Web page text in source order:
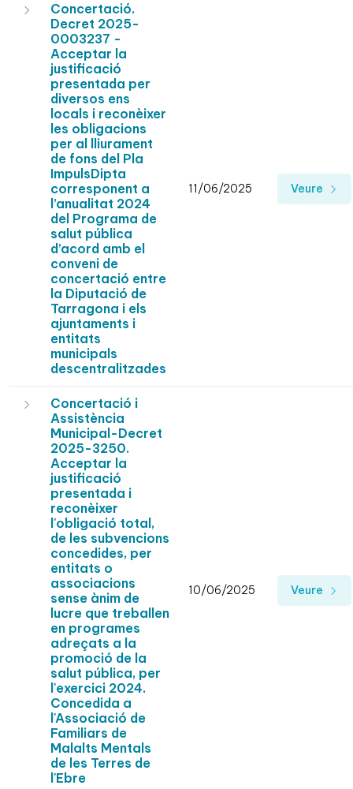
Concertació.
Decret 2025-
0003237 -
Acceptar la
justificació
presentada per
diversos ens
locals i reconèixer
les obligacions
per al lliurament
de fons del Pla
ImpulsDipta
corresponent a
l’anualitat 2024
del Programa de
salut pública
d’acord amb el
conveni de
concertació entre
la Diputació de
Tarragona i els
ajuntaments i
entitats
municipals
descentralitzades
11/06/2025 Veure
Concertació i
Assistència
Municipal-Decret
2025-3250.
Acceptar la
justificació
presentada i
reconèixer
l'obligació total,
de les subvencions
concedides, per
entitats o
associacions
sense ànim de
lucre que treballen
en programes
adreçats a la
promoció de la
salut pública, per
l'exercici 2024.
Concedida a
l'Associació de
Familiars de
Malalts Mentals
de les Terres de
l'Ebre
10/06/2025 Veure